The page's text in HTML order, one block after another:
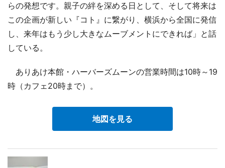
らの発想です。親子の絆を深める日として、そして将来は
この企画が新しい『コト』に繋がり、横浜から全国に発信
し、来年はもう少し大きなムーブメントにできれば」と話
している。
ありあけ本館・ハーバーズムーンの営業時間は10時～19
時（カフェ20時まで）。
地図を見る